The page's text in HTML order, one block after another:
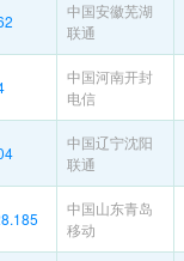
中国安徽芜湖
联通
中国河南开封
电信
中国辽宁沈阳
联通
中国山东青岛
移动